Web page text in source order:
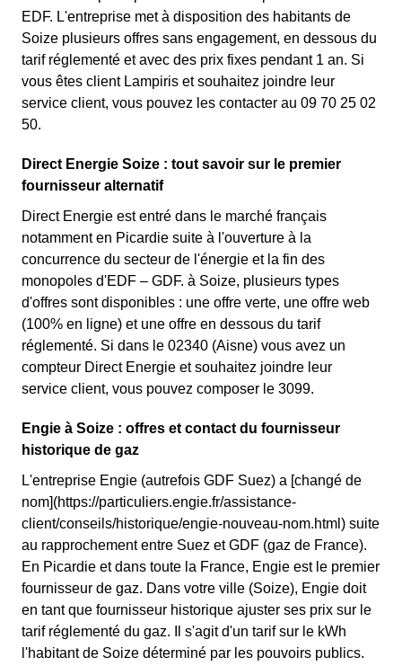
EDF. L'entreprise met à disposition des habitants de
Soize plusieurs offres sans engagement, en dessous du
tarif réglementé et avec des prix fixes pendant 1 an. Si
vous êtes client Lampiris et souhaitez joindre leur
service client, vous pouvez les contacter au 09 70 25 02
50.
Direct Energie Soize : tout savoir sur le premier
fournisseur alternatif
Direct Energie est entré dans le marché français
notamment en Picardie suite à l'ouverture à la
concurrence du secteur de l'énergie et la fin des
monopoles d'EDF – GDF. à Soize, plusieurs types
d'offres sont disponibles : une offre verte, une offre web
(100% en ligne) et une offre en dessous du tarif
réglementé. Si dans le 02340 (Aisne) vous avez un
compteur Direct Energie et souhaitez joindre leur
service client, vous pouvez composer le 3099.
Engie à Soize : offres et contact du fournisseur
historique de gaz
L'entreprise Engie (autrefois GDF Suez) a [changé de
nom](https://particuliers.engie.fr/assistance-
client/conseils/historique/engie-nouveau-nom.html) suite
au rapprochement entre Suez et GDF (gaz de France).
En Picardie et dans toute la France, Engie est le premier
fournisseur de gaz. Dans votre ville (Soize), Engie doit
en tant que fournisseur historique ajuster ses prix sur le
tarif réglementé du gaz. Il s'agit d'un tarif sur le kWh
l'habitant de Soize déterminé par les pouvoirs publics.